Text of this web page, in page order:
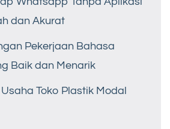
dan Akurat
Pekerjaan Bahasa
Baik dan Menarik
Toko Plastik Modal